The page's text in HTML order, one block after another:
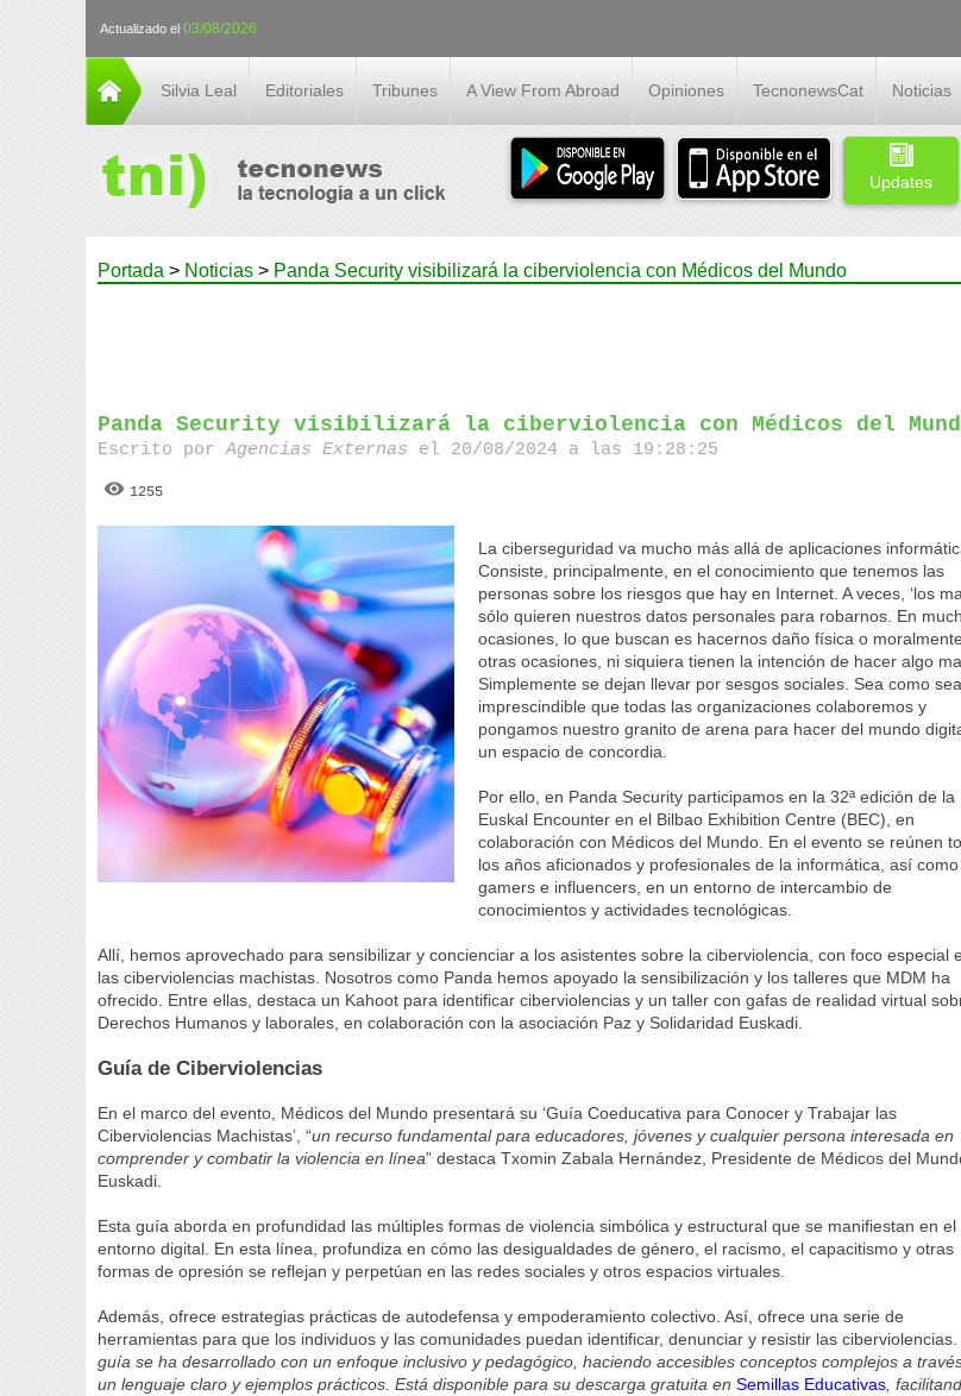
Actualizado el 03/08/2026
Silvia Leal Editoriales Tribunes A View From Abroad Opiniones TecnonewsCat Noticias
Updates
Portada > Noticias > Panda Security visibilizará la ciberviolencia con Médicos del Mundo
Panda Security visibilizará la ciberviolencia con Médicos del
Escrito porAgencias Externas el 20/08/2024 a las 19:28:25
1255
La ciberseguridad va mucho más allá de aplicaciones
Consiste, principalmente, en el conocimiento que tenemos las
personas sobre los riesgos que hay en Internet. A veces, ‘los
sólo quieren nuestros datos personales para robarnos. En
ocasiones, lo que buscan es hacernos daño física o
otras ocasiones, ni siquiera tienen la intención de hacer algo
Simplemente se dejan llevar por sesgos sociales. Sea como
imprescindible que todas las organizaciones colaboremos y
pongamos nuestro granito de arena para hacer del mundo
un espacio de concordia.
Por ello, en Panda Security participamos en la 32ª edición de la
Euskal Encounter en el Bilbao Exhibition Centre (BEC), en
colaboración con Médicos del Mundo. En el evento se reúnen
los años aficionados y profesionales de la informática, así como
gamers e influencers, en un entorno de intercambio de
conocimientos y actividades tecnológicas.
Allí, hemos aprovechado para sensibilizar y concienciar a los asistentes sobre la ciberviolencia, con foco especial
las ciberviolencias machistas. Nosotros como Panda hemos apoyado la sensibilización y los talleres que MDM ha
ofrecido. Entre ellas, destaca un Kahoot para identificar ciberviolencias y un taller con gafas de realidad virtual
Derechos Humanos y laborales, en colaboración con la asociación Paz y Solidaridad Euskadi.
Guía de Ciberviolencias
En el marco del evento, Médicos del Mundo presentará su ‘Guía Coeducativa para Conocer y Trabajar las
Ciberviolencias Machistas’, “un recurso fundamental para educadores, jóvenes y cualquier persona interesada en
comprender y combatir la violencia en línea” destaca Txomin Zabala Hernández, Presidente de Médicos del
Euskadi.
Esta guía aborda en profundidad las múltiples formas de violencia simbólica y estructural que se manifiestan en el
entorno digital. En esta línea, profundiza en cómo las desigualdades de género, el racismo, el capacitismo y otras
formas de opresión se reflejan y perpetúan en las redes sociales y otros espacios virtuales.
Además, ofrece estrategias prácticas de autodefensa y empoderamiento colectivo. Así, ofrece una serie de
herramientas para que los individuos y las comunidades puedan identificar, denunciar y resistir las ciberviolencias.
guía se ha desarrollado con un enfoque inclusivo y pedagógico, haciendo accesibles conceptos complejos a
un lenguaje claro y ejemplos prácticos. Está disponible para su descarga gratuita en Semillas Educativas ,